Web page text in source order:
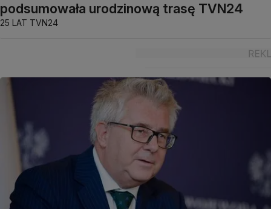
podsumowała urodzinową trasę TVN24
25 LAT TVN24